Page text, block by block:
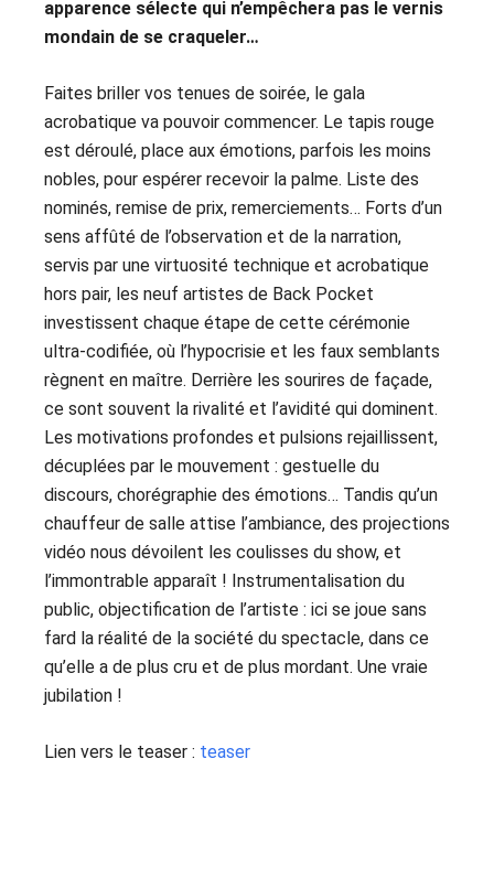
apparence sélecte qui n’empêchera pas le vernis
mondain de se craqueler…
Faites briller vos tenues de soirée, le gala
acrobatique va pouvoir commencer. Le tapis rouge
est déroulé, place aux émotions, parfois les moins
nobles, pour espérer recevoir la palme. Liste des
nominés, remise de prix, remerciements… Forts d’un
sens affûté de l’observation et de la narration,
servis par une virtuosité technique et acrobatique
hors pair, les neuf artistes de Back Pocket
investissent chaque étape de cette cérémonie
ultra-codifiée, où l’hypocrisie et les faux semblants
règnent en maître. Derrière les sourires de façade,
ce sont souvent la rivalité et l’avidité qui dominent.
Les motivations profondes et pulsions rejaillissent,
décuplées par le mouvement : gestuelle du
discours, chorégraphie des émotions… Tandis qu’un
chauffeur de salle attise l’ambiance, des projections
vidéo nous dévoilent les coulisses du show, et
l’immontrable apparaît ! Instrumentalisation du
public, objectification de l’artiste : ici se joue sans
fard la réalité de la société du spectacle, dans ce
qu’elle a de plus cru et de plus mordant. Une vraie
jubilation !
Lien vers le teaser : teaser